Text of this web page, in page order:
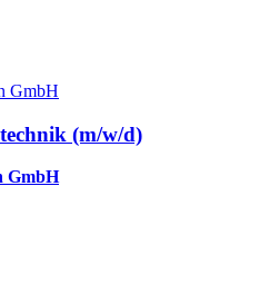
(m/w/d)
GmbH